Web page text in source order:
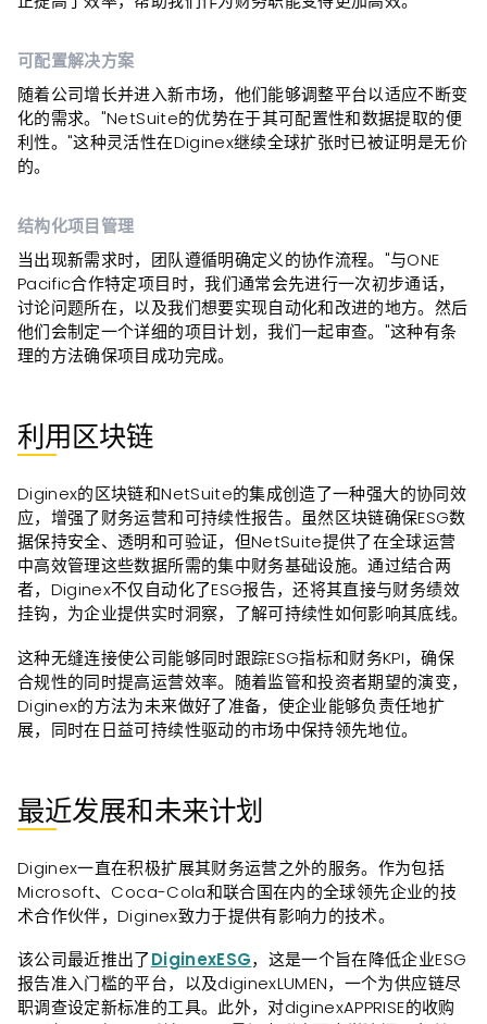
可配置解决方案
随着公司增长并进入新市场，他们能够调整平台以适应不断变
化的需求。"NetSuite的优势在于其可配置性和数据提取的便
利性。"这种灵活性在Diginex继续全球扩张时已被证明是无价
的。
结构化项目管理
当出现新需求时，团队遵循明确定义的协作流程。"与ONE
Pacific合作特定项目时，我们通常会先进行一次初步通话，
讨论问题所在，以及我们想要实现自动化和改进的地方。然后
他们会制定一个详细的项目计划，我们一起审查。"这种有条
理的方法确保项目成功完成。
利用区块链
Diginex的区块链和NetSuite的集成创造了一种强大的协同效
应，增强了财务运营和可持续性报告。虽然区块链确保ESG数
据保持安全、透明和可验证，但NetSuite提供了在全球运营
中高效管理这些数据所需的集中财务基础设施。通过结合两
者，Diginex不仅自动化了ESG报告，还将其直接与财务绩效
挂钩，为企业提供实时洞察，了解可持续性如何影响其底线。
这种无缝连接使公司能够同时跟踪ESG指标和财务KPI，确保
合规性的同时提高运营效率。随着监管和投资者期望的演变，
Diginex的方法为未来做好了准备，使企业能够负责任地扩
展，同时在日益可持续性驱动的市场中保持领先地位。
最近发展和未来计划
Diginex一直在积极扩展其财务运营之外的服务。作为包括
Microsoft、Coca-Cola和联合国在内的全球领先企业的技
术合作伙伴，Diginex致力于提供有影响力的技术。
该公司最近推出了DiginexESG，这是一个旨在降低企业ESG
报告准入门槛的平台，以及diginexLUMEN，一个为供应链尽
职调查设定新标准的工具。此外，对diginexAPPRISE的收购